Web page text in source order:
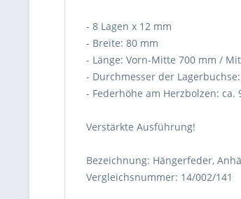
- 8 Lagen x 12 mm
- Breite: 80 mm
- Länge: Vorn-Mitte 700 mm /
- Durchmesser der
- Federhöhe am Herzbolzen: ca.
Verstärkte Ausführung!
Bezeichnung: Hängerfeder,
Vergleichsnummer: 14/002/141